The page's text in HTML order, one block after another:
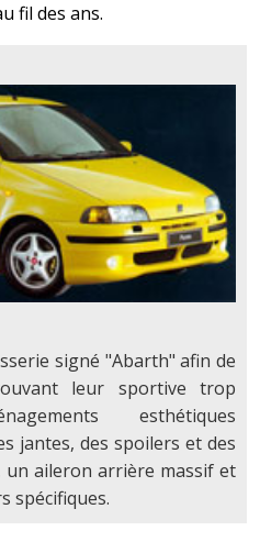
fil des ans.
signé "Abarth" afin de
leur sportive trop
esthétiques
jantes, des spoilers et des
un aileron arrière massif et
spécifiques.